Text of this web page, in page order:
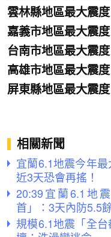
雲林縣地區最大震
嘉義市地區最大震
台南市地區最大震
高雄市地區最大震
屏東縣地區最大震
相關新聞
宜蘭6.1地震今年
近3天恐會再搖！
20:39宜蘭6.1地
首」：3天內防5.5
規模6.1地震「全